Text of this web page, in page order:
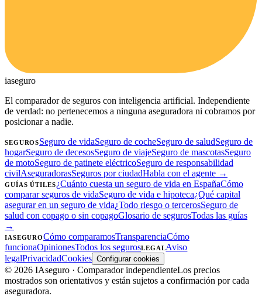
iaseguro
El comparador de seguros con inteligencia artificial. Independiente
de verdad: no pertenecemos a ninguna aseguradora ni cobramos por
posicionar a nadie.
SEGUROSSeguro de vidaSeguro de cocheSeguro de saludSeguro de
hogarSeguro de decesosSeguro de viajeSeguro de mascotasSeguro
de motoSeguro de patinete eléctricoSeguro de responsabilidad
civilAseguradorasSeguros por ciudadHabla con el agente →
GUÍAS ÚTILES¿Cuánto cuesta un seguro de vida en EspañaCómo
comparar seguros de vidaSeguro de vida e hipoteca¿Qué capital
asegurar en un seguro de vida¿Todo riesgo o tercerosSeguro de
salud con copago o sin copagoGlosario de segurosTodas las guías
→
IASEGUROCómo comparamosTransparenciaCómo
funcionaOpinionesTodos los segurosLEGALAviso
legalPrivacidadCookies Configurar cookies
© 2026 IAseguro · Comparador independienteLos precios
mostrados son orientativos y están sujetos a confirmación por cada
aseguradora.